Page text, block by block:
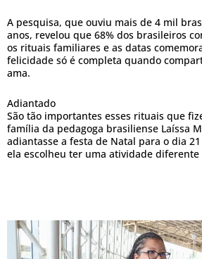
A pesquisa, que ouviu mais de 4 mil
anos, revelou que 68% dos brasileiros
os rituais familiares e as datas
felicidade só é completa quando
ama.
Adiantado
São tão importantes esses rituais que
família da pedagoga brasiliense Laíssa
adiantasse a festa de Natal para o dia
ela escolheu ter uma atividade diferente